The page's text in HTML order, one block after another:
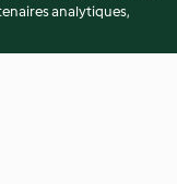
analytiques,